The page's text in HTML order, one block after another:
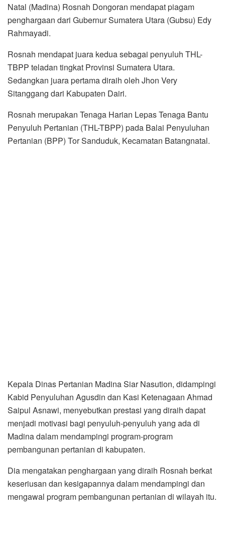
Natal (Madina) Rosnah Dongoran mendapat piagam
penghargaan dari Gubernur Sumatera Utara (Gubsu) Edy
Rahmayadi.
Rosnah mendapat juara kedua sebagai penyuluh THL-
TBPP teladan tingkat Provinsi Sumatera Utara.
Sedangkan juara pertama diraih oleh Jhon Very
Sitanggang dari Kabupaten Dairi.
Rosnah merupakan Tenaga Harian Lepas Tenaga Bantu
Penyuluh Pertanian (THL-TBPP) pada Balai Penyuluhan
Pertanian (BPP) Tor Sanduduk, Kecamatan Batangnatal.
Kepala Dinas Pertanian Madina Siar Nasution, didampingi
Kabid Penyuluhan Agusdin dan Kasi Ketenagaan Ahmad
Saipul Asnawi, menyebutkan prestasi yang diraih dapat
menjadi motivasi bagi penyuluh-penyuluh yang ada di
Madina dalam mendampingi program-program
pembangunan pertanian di kabupaten.
Dia mengatakan penghargaan yang diraih Rosnah berkat
keseriusan dan kesigapannya dalam mendampingi dan
mengawal program pembangunan pertanian di wilayah itu.